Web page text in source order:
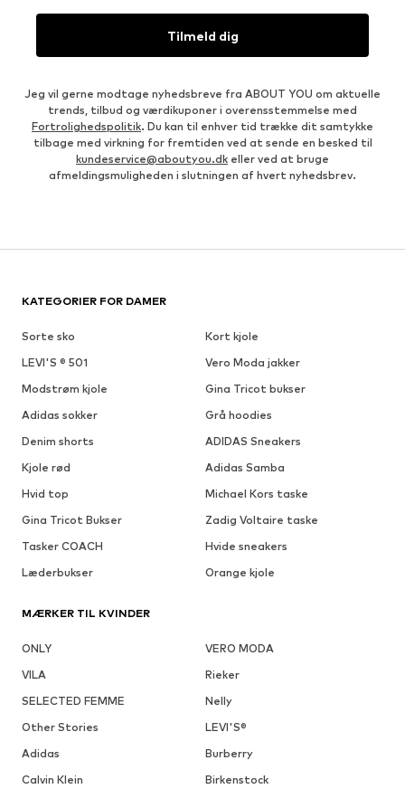
Tilmeld dig
Jeg vil gerne modtage nyhedsbreve fra ABOUT YOU om aktuelle
trends, tilbud og værdikuponer i overensstemmelse med
Fortrolighedspolitik. Du kan til enhver tid trække dit samtykke
tilbage med virkning for fremtiden ved at sende en besked til
kundeservice@aboutyou.dk eller ved at bruge
afmeldingsmuligheden i slutningen af hvert nyhedsbrev.
KATEGORIER FOR DAMER
Sorte sko
Kort kjole
LEVI'S ® 501
Vero Moda jakker
Modstrøm kjole
Gina Tricot bukser
Adidas sokker
Grå hoodies
Denim shorts
ADIDAS Sneakers
Kjole rød
Adidas Samba
Hvid top
Michael Kors taske
Gina Tricot Bukser
Zadig Voltaire taske
Tasker COACH
Hvide sneakers
Læderbukser
Orange kjole
MÆRKER TIL KVINDER
ONLY
VERO MODA
VILA
Rieker
SELECTED FEMME
Nelly
Other Stories
LEVI'S®
Adidas
Burberry
Calvin Klein
Birkenstock